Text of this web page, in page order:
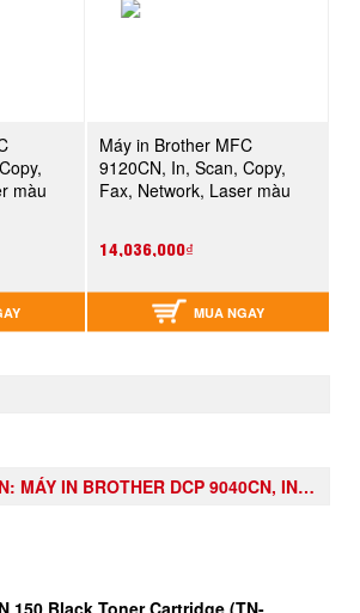
màu
Máy in Brother MFC
9120CN, In, Scan, Copy,
Fax, Network, Laser màu
14,036,000₫
MUA NGAY
MÁY IN BROTHER DCP 9040CN, IN, SCAN, COPY, NETWORK, LASER MÀU
150 Black Toner Cartridge (TN-